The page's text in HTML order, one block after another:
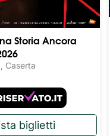
Storia Ancora
Caserta